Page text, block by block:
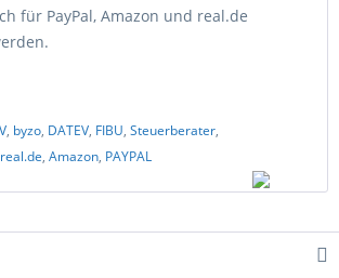
für PayPal, Amazon und real.de
, byzo, DATEV, FIBU, Steuerberater,
real.de, Amazon, PAYPAL